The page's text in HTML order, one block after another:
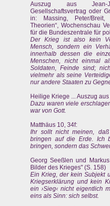
Auszug aus Jean-
Gesellschaftsvertrag oder
in: Massing, Peter/Breit,
Theorien“, Wochenschau
für die Bundeszentrale für
Der Krieg ist also kein
Mensch, sondern ein
innerhalb dessen die
Menschen, nicht einmal
Soldaten, Feinde sind;
vielmehr als seine
nur andere Staaten zu
Heilige Kriege ... Auszug
Dazu waren viele
war von Gott.
Matthäus 10, 34f:
Ihr sollt nicht meinen,
bringen auf die Erde. Ich
bringen, sondern das
Georg Seeßlen und
Bilder des Krieges" (S. 158)
Ein Krieg, der kein Subjekt
Kriegserklärung und kein
ein ›Sieg‹ nicht eigentlich
eins als Sinn: sich selbst.